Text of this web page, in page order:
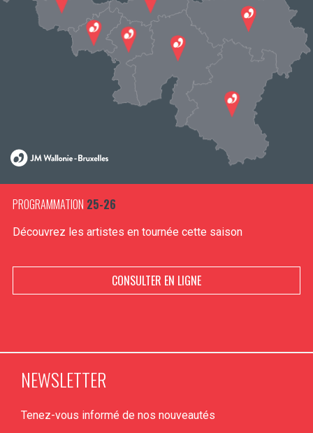
PROGRAMMATION 25-26
Découvrez les artistes en tournée cette saison
CONSULTER EN LIGNE
NEWSLETTER
Tenez-vous informé de nos nouveautés